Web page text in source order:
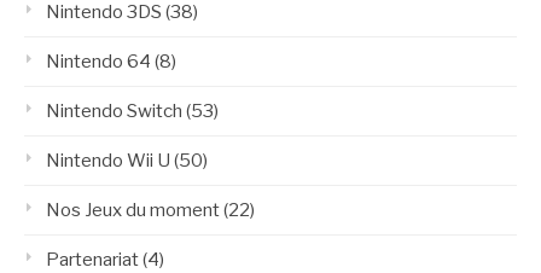
Nintendo 3DS (38)
Nintendo 64 (8)
Nintendo Switch (53)
Nintendo Wii U (50)
Nos Jeux du moment(22)
Partenariat(4)